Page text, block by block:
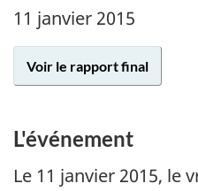
11 janvier 2015
Voir le rapport final
L'événement
Le 11 janvier 2015, le